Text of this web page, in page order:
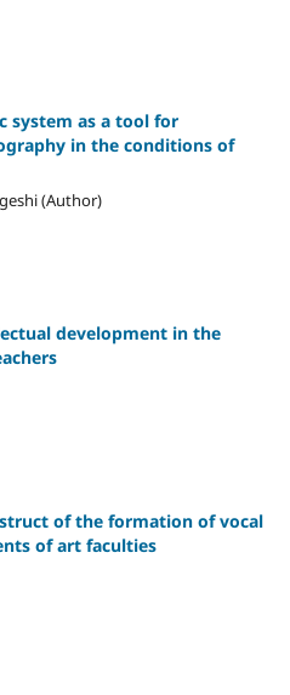
system as a tool for
in the conditions of
(Author)
development in the
of the formation of vocal
of art faculties